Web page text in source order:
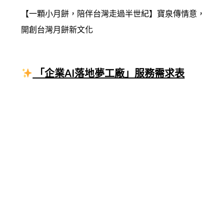
【一顆小月餅，陪伴台灣走過半世紀】寶泉傳情意，
開創台灣月餅新文化
「企業AI落地夢工廠」服務需求表